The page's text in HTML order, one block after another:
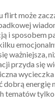
flirt może
i sposobem
ważniejsza,
przyda się
dobrą energię
tematów tylko